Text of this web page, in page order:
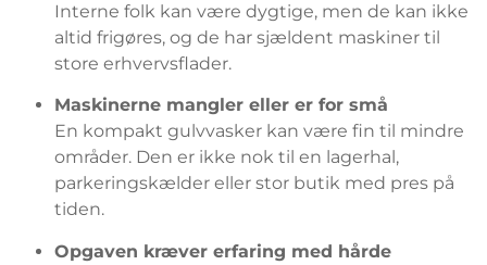
Interne folk kan være dygtige, men de kan ikke
altid frigøres, og de har sjældent maskiner til
store erhvervsflader.
Maskinerne mangler eller er for små
En kompakt gulvvasker kan være fin til mindre
områder. Den er ikke nok til en lagerhal,
parkeringskælder eller stor butik med pres på
tiden.
Opgaven kræver erfaring med hårde